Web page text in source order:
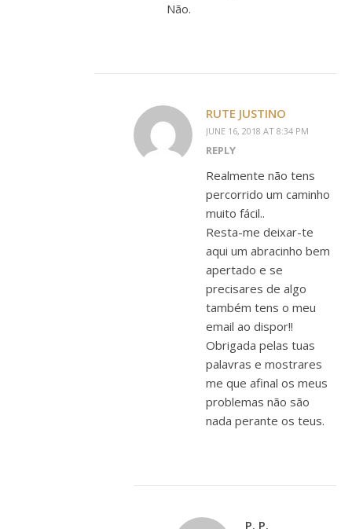
Não.
RUTE JUSTINO
JUNE 16, 2018 AT 8:34 PM
REPLY
Realmente não tens
percorrido um caminho
muito fácil..
Resta-me deixar-te
aqui um abracinho bem
apertado e se
precisares de algo
também tens o meu
email ao dispor!!
Obrigada pelas tuas
palavras e mostrares
me que afinal os meus
problemas não são
nada perante os teus.
P. P.